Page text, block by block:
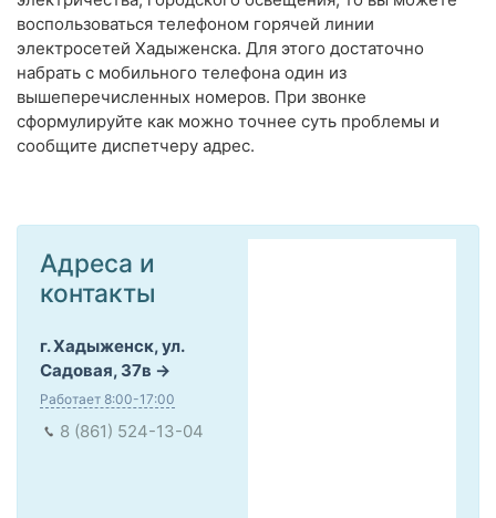
воспользоваться телефоном горячей линии
электросетей Хадыженска. Для этого достаточно
набрать с мобильного телефона один из
вышеперечисленных номеров. При звонке
сформулируйте как можно точнее суть проблемы и
сообщите диспетчеру адрес.
Адреса и
контакты
г. Хадыженск, ул.
Садовая, 37в
Работает 8:00-17:00
8 (861) 524-13-04